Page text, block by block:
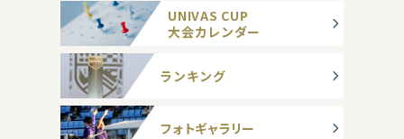
UNIVAS CUP
大会カレンダー
ランキング
フォトギャラリー